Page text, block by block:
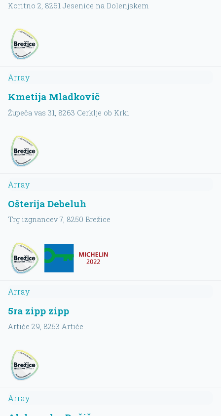
Koritno 2, 8261 Jesenice na Dolenjskem
Array
Kmetija Mladkovič
Župeča vas 31 , 8263 Cerklje ob Krki
Array
Ošterija Debeluh
Trg izgnancev 7, 8250 Brežice
Array
5ra zipp zipp
Artiče 29, 8253 Artiče
Array